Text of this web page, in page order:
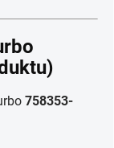
758353-